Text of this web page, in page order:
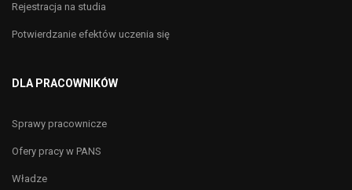
Rejestracja na studia
Potwierdzanie efektów uczenia się
DLA PRACOWNIKÓW
Sprawy pracownicze
Ofery pracy w PANS
Władze